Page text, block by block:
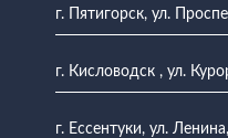
г. Пятигорск, ул.
г. Кисловодск , ул.
г. Ессентуки, ул.